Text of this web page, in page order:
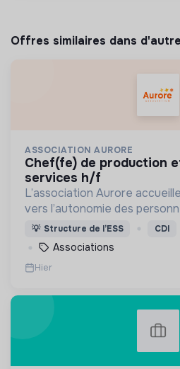
Offres similaires dans
ASSOCIATION AURORE
chef(fe) de production et prestations de
services h/f
L’association Aurore
vers l’autonomie des
précarité ou d’exclusion via
soins et l’insertion sociale et
💡 Structure de l’ESS CDI
Associations
Hier